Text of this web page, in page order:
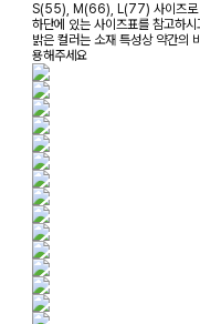
S(55), M(66), L(77) 사이즈로
하단에 있는 사이즈표를 참고하
밝은 컬러는 소재 특성상 약간의
용해주세요